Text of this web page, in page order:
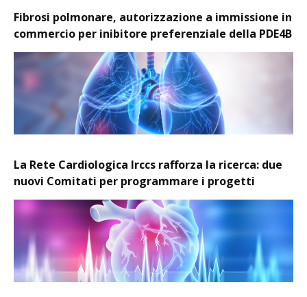
Fibrosi polmonare, autorizzazione a immissione in
commercio per inibitore preferenziale della PDE4B
La Rete Cardiologica Irccs rafforza la ricerca: due
nuovi Comitati per programmare i progetti